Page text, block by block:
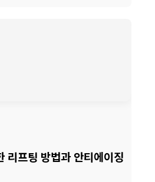
리프팅 방법과 안티에이징